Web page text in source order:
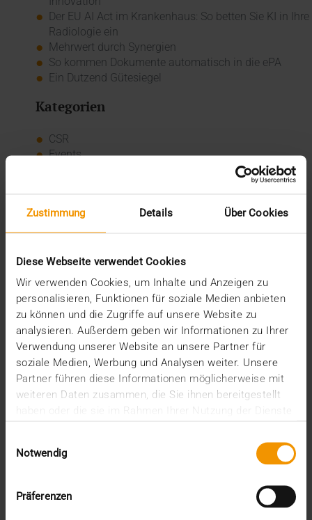
Zustimmung Details Über Cookies
Diese Webseite verwendet Cookies
Wir verwenden Cookies, um Inhalte und Anzeigen zu
personalisieren, Funktionen für soziale Medien anbieten
zu können und die Zugriffe auf unsere Website zu
analysieren. Außerdem geben wir Informationen zu Ihrer
Verwendung unserer Website an unsere Partner für
soziale Medien, Werbung und Analysen weiter. Unsere
Partner führen diese Informationen möglicherweise mit
weiteren Daten zusammen, die Sie ihnen bereitgestellt
haben oder die sie im Rahmen Ihrer Nutzung der Dienste
Notwendig
Präferenzen
Der EU AI Act im Krankenhaus: So betten Sie KI in Ihre
Radiologie ein
Mehrwert durch Synergien
So kommen Dokumente automatisch in die ePA
Ein Dutzend Gütesiegel
Kategorien
CSR
Events
Overview
Presse
Standard Echo
Stories
Vernetzung
Archiv
2026
Juli (4)
Juni (4)
Februar (2)
Dezember (5)